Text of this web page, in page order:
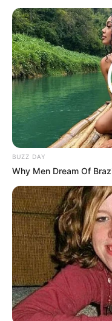
Daftar isi
Sosial Media Resmi
Facebook:SKYLE (스
Twitter:@official_skyle
Instagram:
Youtube:SKYLE (스
TikTok:
Fancafe: SKYLE
Weibo:SKYLE组合
Member SKYLE
1. Chaehyeon
BUZZ DAY
Why Men Dream Of